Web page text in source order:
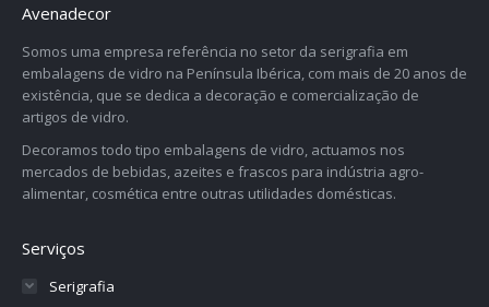
Avenadecor
Somos uma empresa referência no setor da serigrafia em
embalagens de vidro na Península Ibérica, com mais de 20 anos de
existência, que se dedica a decoração e comercialização de
artigos de vidro.
Decoramos todo tipo embalagens de vidro, actuamos nos
mercados de bebidas, azeites e frascos para indústria agro-
alimentar, cosmética entre outras utilidades domésticas.
Serviços
Serigrafia